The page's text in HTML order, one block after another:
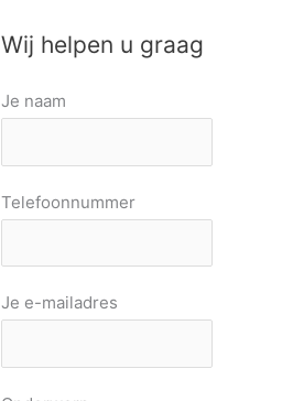
Wij helpen u graag
Je naam
Telefoonnummer
Je e-mailadres